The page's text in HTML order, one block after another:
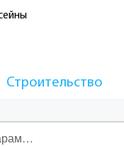
Строительство